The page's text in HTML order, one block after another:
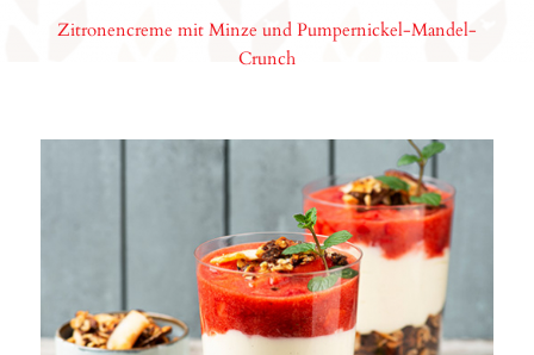
Zitronencreme mit Minze und Pumpernickel-Mandel-
Crunch